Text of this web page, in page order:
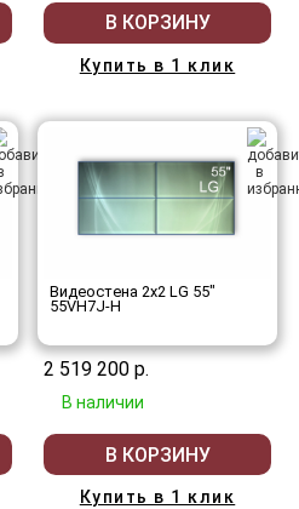
В КОРЗИНУ
Купить в 1 клик
Видеостена 2x2 LG 55"
55VH7J-H
2 519 200 р.
В наличии
В КОРЗИНУ
Купить в 1 клик